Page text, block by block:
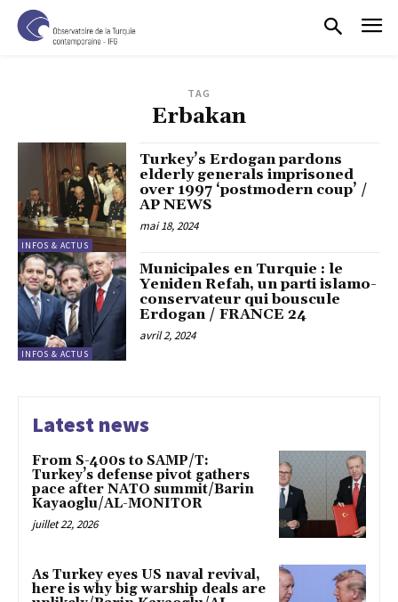
TAG
Erbakan
INFOS & ACTUS
Turkey’s Erdogan pardons
elderly generals imprisoned
over 1997 ‘postmodern coup’ /
AP NEWS
mai 18, 2024
INFOS & ACTUS
Municipales en Turquie : le
Yeniden Refah, un parti islamo-
conservateur qui bouscule
Erdogan / FRANCE 24
avril 2, 2024
Latest news
From S-400s to SAMP/T:
Turkey’s defense pivot gathers
pace after NATO summit/Barin
Kayaoglu/AL-MONITOR
juillet 22, 2026
As Turkey eyes US naval revival,
here is why big warship deals are